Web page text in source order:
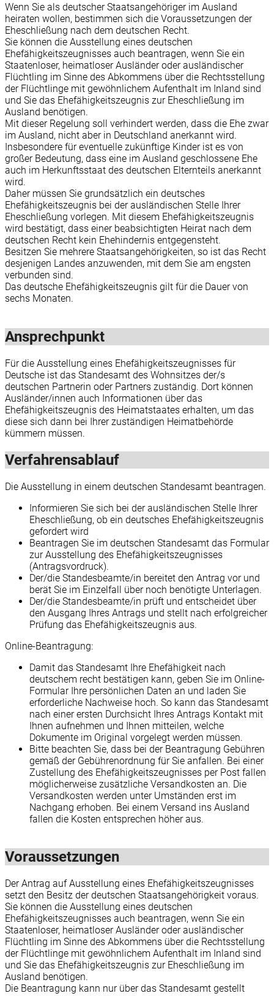
Wenn Sie als deutscher Staatsangehöriger im Ausland
heiraten wollen, bestimmen sich die Voraussetzungen der
Eheschließung nach dem deutschen Recht.
Sie können die Ausstellung eines deutschen
Ehefähigkeitszeugnisses auch beantragen, wenn Sie ein
Staatenloser, heimatloser Ausländer oder ausländischer
Flüchtling im Sinne des Abkommens über die Rechtsstellung
der Flüchtlinge mit gewöhnlichem Aufenthalt im Inland sind
und Sie das Ehefähigkeitszeugnis zur Eheschließung im
Ausland benötigen.
Mit dieser Regelung soll verhindert werden, dass die Ehe zwar
im Ausland, nicht aber in Deutschland anerkannt wird.
Insbesondere für eventuelle zukünftige Kinder ist es von
großer Bedeutung, dass eine im Ausland geschlossene Ehe
auch im Herkunftsstaat des deutschen Elternteils anerkannt
wird.
Daher müssen Sie grundsätzlich ein deutsches
Ehefähigkeitszeugnis bei der ausländischen Stelle Ihrer
Eheschließung vorlegen. Mit diesem Ehefähigkeitszeugnis
wird bestätigt, dass einer beabsichtigten Heirat nach dem
deutschen Recht kein Ehehindernis entgegensteht.
Besitzen Sie mehrere Staatsangehörigkeiten, so ist das Recht
desjenigen Landes anzuwenden, mit dem Sie am engsten
verbunden sind.
Das deutsche Ehefähigkeitszeugnis gilt für die Dauer von
sechs Monaten.
Ansprechpunkt
Für die Ausstellung eines Ehefähigkeitszeugnisses für
Deutsche ist das Standesamt des Wohnsitzes der/s
deutschen Partnerin oder Partners zuständig. Dort können
Ausländer/innen auch Informationen über das
Ehefähigkeitszeugnis des Heimatstaates erhalten, um das
diese sich dann bei Ihrer zuständigen Heimatbehörde
kümmern müssen.
Verfahrensablauf
Die Ausstellung in einem deutschen Standesamt beantragen.
Informieren Sie sich bei der ausländischen Stelle Ihrer
Eheschließung, ob ein deutsches Ehefähigkeitszeugnis
gefordert wird
Beantragen Sie im deutschen Standesamt das Formular
zur Ausstellung des Ehefähigkeitszeugnisses
(Antragsvordruck).
Der/die Standesbeamte/in bereitet den Antrag vor und
berät Sie im Einzelfall über noch benötigte Unterlagen.
Der/die Standesbeamte/in prüft und entscheidet über
den Ausgang Ihres Antrags und stellt nach erfolgreicher
Prüfung das Ehefähigkeitszeugnis aus.
Online-Beantragung:
Damit das Standesamt Ihre Ehefähigkeit nach
deutschem recht bestätigen kann, geben Sie im Online-
Formular Ihre persönlichen Daten an und laden Sie
erforderliche Nachweise hoch. So kann das Standesamt
nach einer ersten Durchsicht Ihres Antrags Kontakt mit
Ihnen aufnehmen und Ihnen mitteilen, welche
Dokumente im Original vorgelegt werden müssen.
Bitte beachten Sie, dass bei der Beantragung Gebühren
gemäß der Gebührenordnung für Sie anfallen. Bei einer
Zustellung des Ehefähigkeitszeugnisses per Post fallen
möglicherweise zusätzliche Versandkosten an. Die
Versandkosten werden unter Umständen erst im
Nachgang erhoben. Bei einem Versand ins Ausland
fallen die Kosten entsprechen höher aus.
Voraussetzungen
Der Antrag auf Ausstellung eines Ehefähigkeitszeugnisses
setzt den Besitz der deutschen Staatsangehörigkeit voraus.
Sie können die Ausstellung eines deutschen
Ehefähigkeitszeugnisses auch beantragen, wenn Sie ein
Staatenloser, heimatloser Ausländer oder ausländischer
Flüchtling im Sinne des Abkommens über die Rechtsstellung
der Flüchtlinge mit gewöhnlichem Aufenthalt im Inland sind
und Sie das Ehefähigkeitszeugnis zur Eheschließung im
Ausland benötigen.
Die Beantragung kann nur über das Standesamt gestellt